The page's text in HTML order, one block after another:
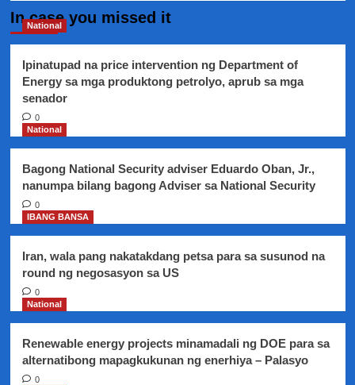
Mga
ipinapanganak
na
DOH
In case you missed it
National
Ipinatupad na price intervention ng Department of
Energy sa mga produktong petrolyo, aprub sa mga
senador
0
National
Bagong National Security adviser Eduardo Oban, Jr.,
nanumpa bilang bagong Adviser sa National Security
0
IBANG BANSA
Iran, wala pang nakatakdang petsa para sa susunod na
round ng negosasyon sa US
0
National
Renewable energy projects minamadali ng DOE para sa
alternatibong mapagkukunan ng enerhiya – Palasyo
0